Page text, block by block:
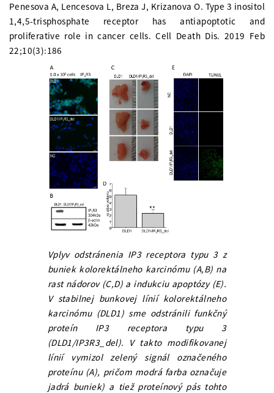
Penesova A, Lencesova L, Breza J, Krizanova O. Type 3 inositol
1,4,5-trisphosphate receptor has antiapoptotic and
proliferative role in cancer cells. Cell Death Dis. 2019 Feb
22;10(3):186
Vplyv odstránenia IP3 receptora typu 3 z
buniek kolorektálneho karcinómu (A,B) na
rast nádorov (C,D) a indukciu apoptózy (E).
V stabilnej bunkovej línií kolorektálneho
karcinómu (DLD1) sme odstránili funkčný
proteín IP3 receptora typu 3
(DLD1/IP3R3_del). V takto modifikovanej
línií vymizol zelený signál označeného
proteínu (A), pričom modrá farba označuje
jadrá buniek) a tiež proteínový pás tohto